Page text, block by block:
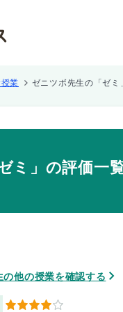
業 ゼニツボ先生の「ゼミ
ミ」の評価一
の他の授業を確認する
4